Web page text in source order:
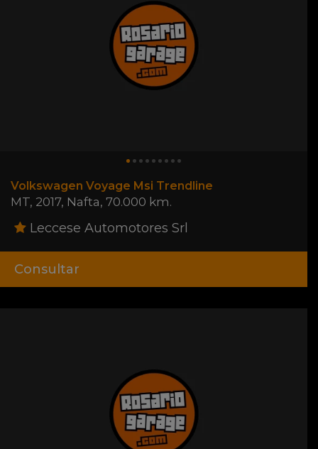
Volkswagen Voyage Msi Trendline
MT, 2017, Nafta, 70.000 km.
Leccese Automotores Srl
Consultar